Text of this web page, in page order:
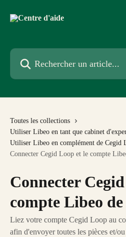
Rechercher un article...
Toutes les collections
Utiliser Libeo en tant que cabinet
Utiliser Libeo en complément de Cegid
Connecter Cegid Loop et le compte
Connecter
compte Libeo
Liez votre compte Cegid Loop au
afin d'envoyer toutes les pièces et/